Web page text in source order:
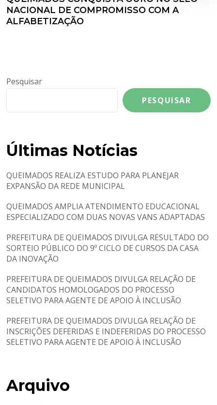
NACIONAL DE COMPROMISSO COM A
ALFABETIZAÇÃO
Pesquisar
PESQUISAR
Últimas Notícias
QUEIMADOS REALIZA ESTUDO PARA PLANEJAR
EXPANSÃO DA REDE MUNICIPAL
QUEIMADOS AMPLIA ATENDIMENTO EDUCACIONAL
ESPECIALIZADO COM DUAS NOVAS VANS ADAPTADAS
PREFEITURA DE QUEIMADOS DIVULGA RESULTADO DO
SORTEIO PÚBLICO DO 9º CICLO DE CURSOS DA CASA
DA INOVAÇÃO
PREFEITURA DE QUEIMADOS DIVULGA RELAÇÃO DE
CANDIDATOS HOMOLOGADOS DO PROCESSO
SELETIVO PARA AGENTE DE APOIO À INCLUSÃO
PREFEITURA DE QUEIMADOS DIVULGA RELAÇÃO DE
INSCRIÇÕES DEFERIDAS E INDEFERIDAS DO PROCESSO
SELETIVO PARA AGENTE DE APOIO À INCLUSÃO
Arquivo